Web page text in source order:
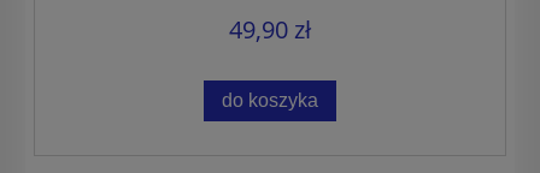
49,90 zł
do koszyka